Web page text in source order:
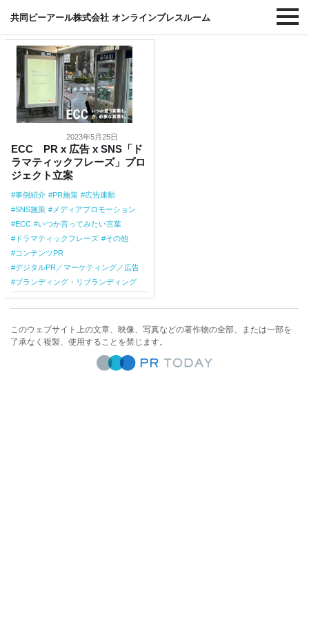
共同ピーアール株式会社 オンラインプレスルーム
#いつか言ってみたい言葉
2023年5月25日
ECC PR x 広告 x SNS「ド
ラマティックフレーズ」プロ
ジェクト立案
事例紹介 PR施策
広告連動
SNS施策
メディアプロモーション
ECC
いつか言ってみたい言葉
ドラマティックフレーズ
その他
コンテンツPR
デジタルPR／マーケティング／広告
ブランディング・リブランディング
このウェブサイト上の文章、映像、写真などの著作物の全部、または一部を
了承なく複製、使用することを禁じます。